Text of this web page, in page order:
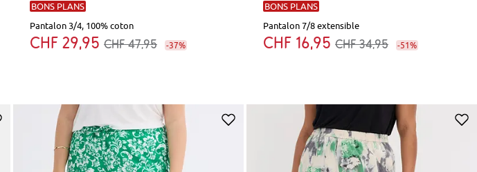
BONS PLANS
Pantalon 3/4, 100% coton
CHF 29,95 CHF 47,95 -37%
BONS PLANS
Pantalon 7/8 extensible
CHF 16,95 CHF 34,95 -51%